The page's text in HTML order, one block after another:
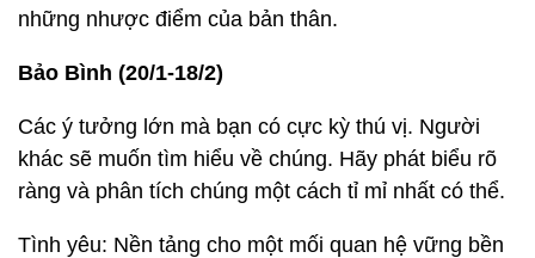
những nhược điểm của bản thân.
Bảo Bình (20/1-18/2)
Các ý tưởng lớn mà bạn có cực kỳ thú vị. Người
khác sẽ muốn tìm hiểu về chúng. Hãy phát biểu rõ
ràng và phân tích chúng một cách tỉ mỉ nhất có thể.
Tình yêu: Nền tảng cho một mối quan hệ vững bền